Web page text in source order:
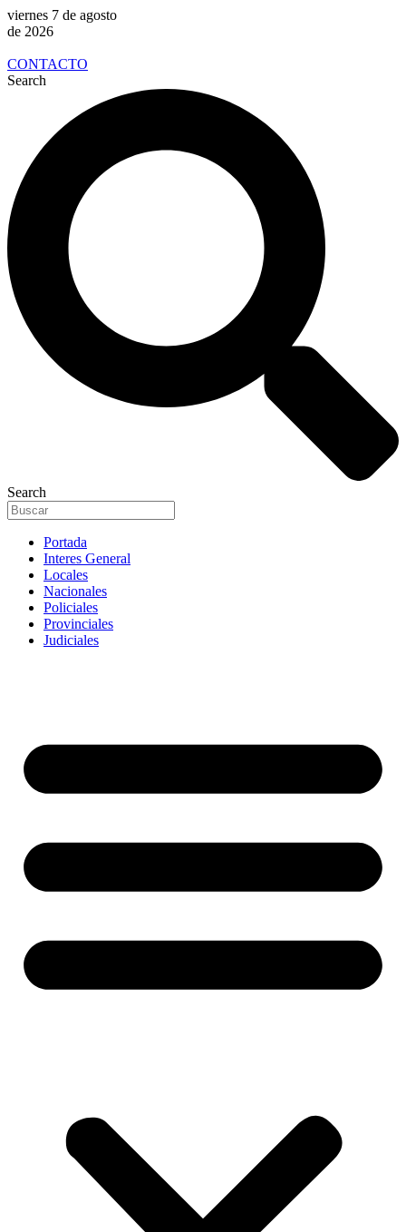
viernes 7 de agosto
de 2026
CONTACTO
Search
Search
Portada
Interes General
Locales
Nacionales
Policiales
Provinciales
Judiciales